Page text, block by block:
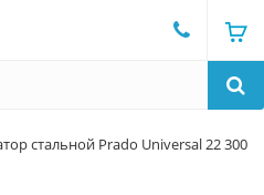
стальной Prado Universal 22 300